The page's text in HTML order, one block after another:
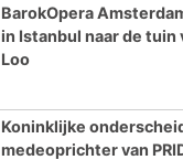
BarokOpera
in Istanbul naar de tuin
Loo
Koninklijke
medeoprichter van